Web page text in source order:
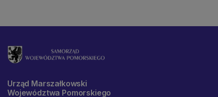
Urząd Marszałkowski
Województwa Pomorskiego